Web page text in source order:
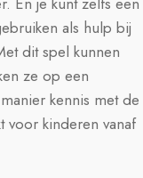
als hulp bij
dit spel kunnen
ze op een
kennis met de
voor kinderen vanaf